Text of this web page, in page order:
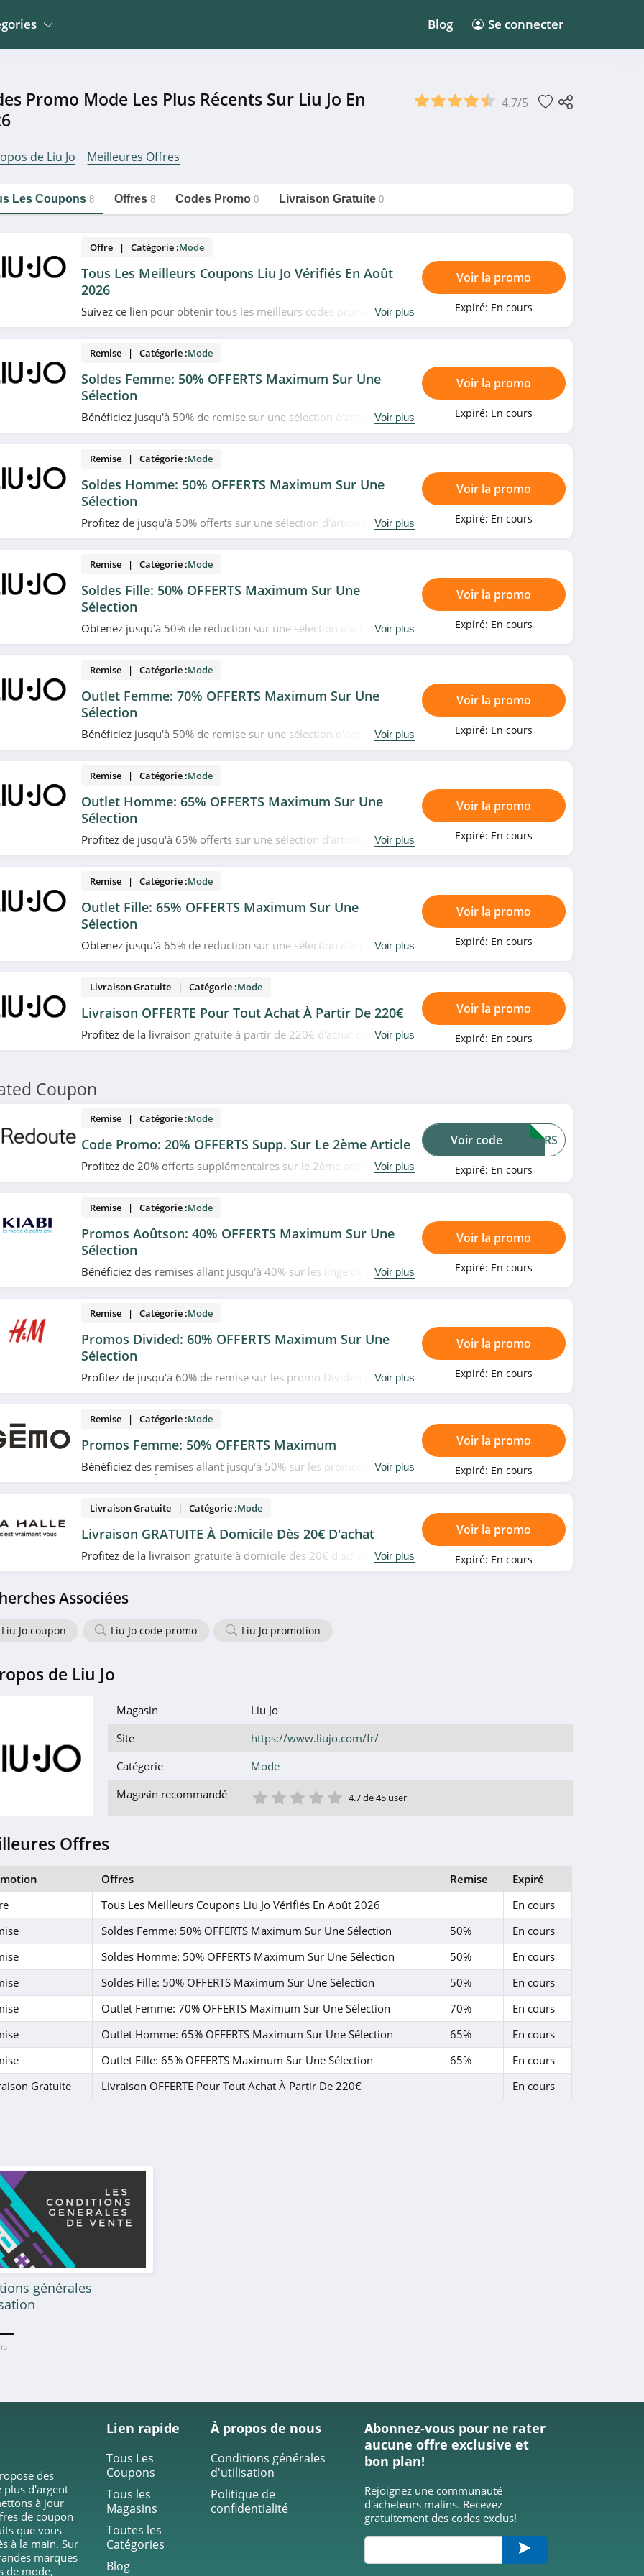
Suisse
Mobiliers
Montres, Bijoux Et
Et Occasions Développement Photos
Blog Se connecter
Promo Mode Les Plus Récents Sur Liu Jo En
4.7/5
de Liu Jo Meilleures Offres
Les Coupons 8 Offres 8 Codes Promo 0 Livraison Gratuite 0
Offre | Catégorie :Mode
Tous Les Meilleurs Coupons Liu Jo Vérifiés En Août
2026
Suivez ce lien pour obtenir tous les meilleurs codes promo, bons
Voir plus
Voir la promo
Expiré: En cours
Remise | Catégorie :Mode
Soldes Femme: 50% OFFERTS Maximum Sur Une
Sélection
Bénéficiez jusqu'à 50% de remise sur une sélection d'articles pour
Voir plus
Voir la promo
Expiré: En cours
Remise | Catégorie :Mode
Soldes Homme: 50% OFFERTS Maximum Sur Une
Sélection
Profitez de jusqu'à 50% offerts sur une sélection d'articles pourVoir plus
Voir la promo
Expiré: En cours
Remise | Catégorie :Mode
Soldes Fille: 50% OFFERTS Maximum Sur Une
Sélection
Obtenez jusqu'à 50% de réduction sur une sélection d'articles pour
Voir plus
Voir la promo
Expiré: En cours
Remise | Catégorie :Mode
Outlet Femme: 70% OFFERTS Maximum Sur Une
Sélection
Bénéficiez jusqu'à 50% de remise sur une sélection d'articles outlet
Voir plus
Voir la promo
Expiré: En cours
Remise | Catégorie :Mode
Outlet Homme: 65% OFFERTS Maximum Sur Une
Sélection
Profitez de jusqu'à 65% offerts sur une sélection d'articles outlet
Voir plus
Voir la promo
Expiré: En cours
Remise | Catégorie :Mode
Outlet Fille: 65% OFFERTS Maximum Sur Une
Sélection
Obtenez jusqu'à 65% de réduction sur une sélection d'articlesVoir plus
Voir la promo
Expiré: En cours
Livraison Gratuite | Catégorie :Mode
Livraison OFFERTE Pour Tout Achat À Partir De 220€
Profitez de la livraison gratuite à partir de 220€ d'achat chez Liu Jo.
Voir plus
Voir la promo
Expiré: En cours
Coupon
Remise | Catégorie :Mode
Code Promo: 20% OFFERTS Supp. Sur Le 2ème Article
Profitez de 20% offerts supplémentaires sur le 2ème article sur une
Voir plus
COURS
Voir code
Expiré: En cours
Remise | Catégorie :Mode
Promos Aoûtson: 40% OFFERTS Maximum Sur Une
Sélection
Bénéficiez des remises allant jusqu'à 40% sur les linge de maison
Voir plus
Voir la promo
Expiré: En cours
Remise | Catégorie :Mode
Promos Divided: 60% OFFERTS Maximum Sur Une
Sélection
Profitez de jusqu'à 60% de remise sur les promo Divided chezVoir plus
Voir la promo
Expiré: En cours
Remise | Catégorie :Mode
Promos Femme: 50% OFFERTS Maximum
Bénéficiez des remises allant jusqu'à 50% sur les promotions pour
Voir plus
Voir la promo
Expiré: En cours
Livraison Gratuite | Catégorie :Mode
Livraison GRATUITE À Domicile Dès 20€ D'achat
Profitez de la livraison gratuite à domicile dès 20€ d'achat chez La
Voir plus
Voir la promo
Expiré: En cours
Associées
Liu Jo coupon Liu Jo code promo Liu Jo promotion
de Liu Jo
Magasin
Liu Jo
Site
https://www.liujo.com/fr/
Catégorie
Mode
Magasin recommandé
5 étoile
4 étoile
3 étoile
2 étoile
1 étoile4.7 de 45 user
Offres
Offres Remise
Expiré
Tous Les Meilleurs Coupons Liu Jo Vérifiés En Août 2026
En cours
Soldes Femme: 50% OFFERTS Maximum Sur Une Sélection 50%
En cours
Soldes Homme: 50% OFFERTS Maximum Sur Une Sélection 50%
En cours
Soldes Fille: 50% OFFERTS Maximum Sur Une Sélection 50%
En cours
Outlet Femme: 70% OFFERTS Maximum Sur Une Sélection 70%
En cours
Outlet Homme: 65% OFFERTS Maximum Sur Une Sélection 65%
En cours
Outlet Fille: 65% OFFERTS Maximum Sur Une Sélection 65%
En cours
Gratuite
Livraison OFFERTE Pour Tout Achat À Partir De 220€ En cours
générales
des
plus d'argent
à jour
de coupon
que vous
à la main. Sur
marques
de mode,
Lien rapide
Tous Les
Coupons
Tous les
Magasins
Toutes les
Catégories
Blog
À propos de nous
Conditions générales
d'utilisation
Politique de
confidentialité
Abonnez-vous pour ne rater
aucune offre exclusive et
bon plan!
Rejoignez une communauté
d'acheteurs malins. Recevez
gratuitement des codes exclus!